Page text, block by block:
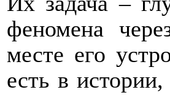
феномена
месте его
есть в